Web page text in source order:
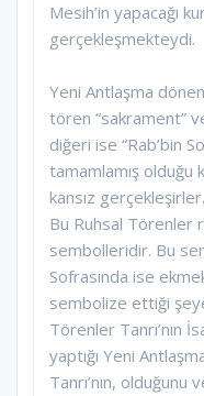
Mesih’in yapacağı
gerçekleşmekteydi.
Yeni Antlaşma
tören “sakrament”
diğeri ise “Rab’bin
tamamlamış
kansız gerçekleşirler.
Bu Ruhsal Törenler
sembolleridir. Bu
Sofrasında ise
sembolize ettiği
Törenler Tanrı’nın
yaptığı Yeni
Tanrı’nın, olduğunu